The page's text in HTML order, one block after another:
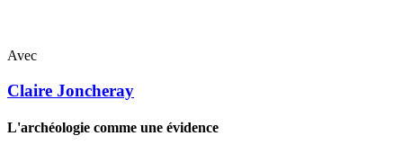
Avec
Claire Joncheray
L'archéologie comme une évidence